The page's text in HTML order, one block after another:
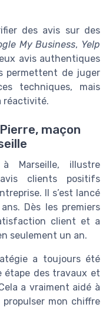
des avis sur des
My Business, Yelp
avis authentiques
permettent de juger
techniques, mais
réactivité.
maçon
Marseille, illustre
clients positifs
Il s’est lancé
Dès les premiers
client et a
seulement un an.
a toujours été
étape des travaux et
a vraiment aidé à
mon chiffre